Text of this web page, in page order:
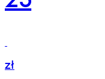
zł